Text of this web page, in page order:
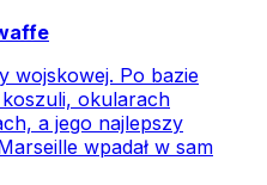
wojskowej. Po bazie
okularach
a jego najlepszy
wpadał w sam